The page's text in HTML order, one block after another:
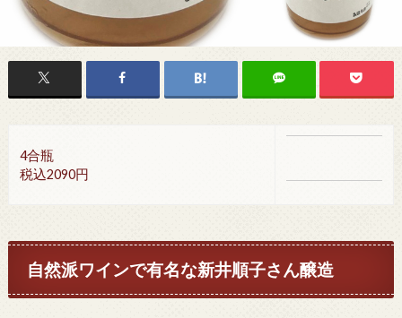
4合瓶
税込2090円
自然派ワインで有名な新井順子さん醸造